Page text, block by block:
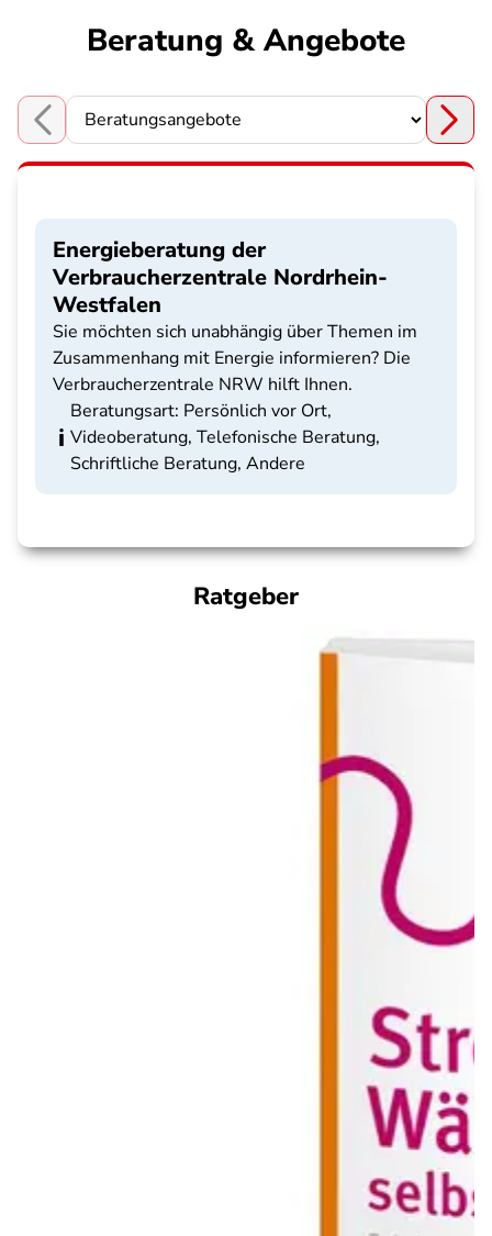
Beratung & Angebote
Choose a section
Energieberatung der
Verbraucherzentrale Nordrhein-
Westfalen
Sie möchten sich unabhängig über Themen im
Zusammenhang mit Energie informieren? Die
Verbraucherzentrale NRW hilft Ihnen.
Beratungsart: Persönlich vor Ort,
Videoberatung, Telefonische Beratung,
Schriftliche Beratung, Andere
Ratgeber